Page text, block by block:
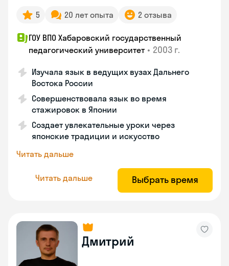
5 20 лет опыта 2 отзыва
ГОУ ВПО Хабаровский государственный
педагогический университет • 2003 г.
Изучала язык в ведущих вузах Дальнего
Востока России
Совершенствовала язык во время
стажировок в Японии
Создает увлекательные уроки через
японские традиции и искусство
Читать дальше
Читать дальше Выбрать время
Дмитрий